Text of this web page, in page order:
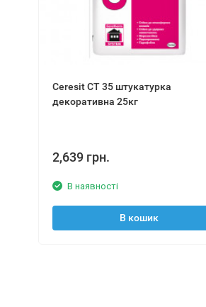
Ceresit СТ 35 штукатурка
декоративна 25кг
2,639 грн.
В наявності
В кошик